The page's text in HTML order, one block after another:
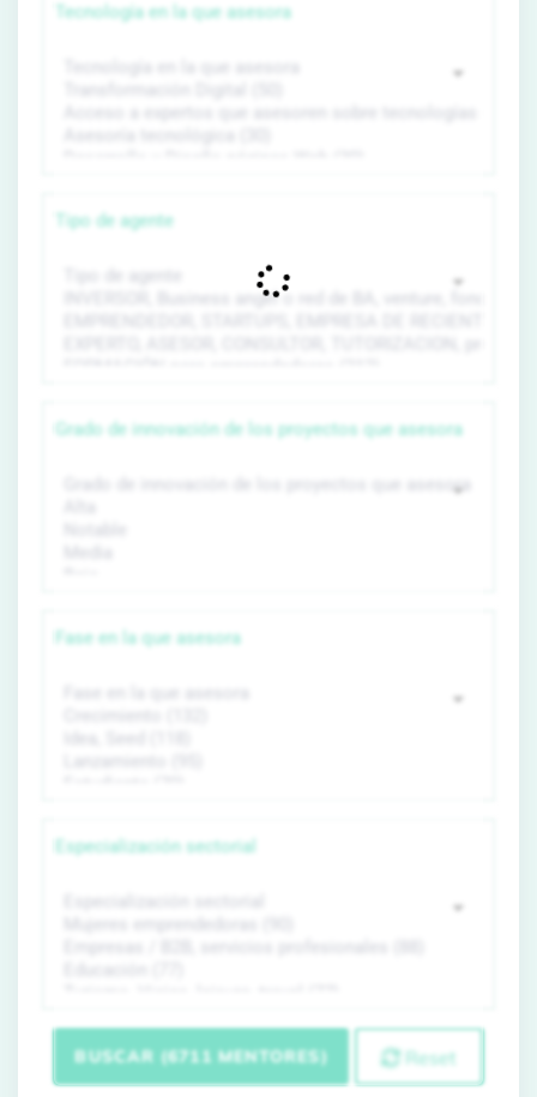
Tecnología en la que asesora
Tipo de agente
Grado de innovación de los proyectos que asesora
Fase en la que asesora
Especialización sectorial
BUSCAR (6711 MENTORES) Reset